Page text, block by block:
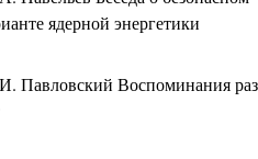
ядерной энергетики
Павловский Воспоминания